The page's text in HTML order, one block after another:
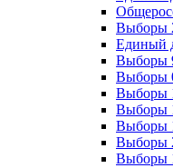
Выборы
Единый
Выборы
Выборы
Выборы
Выборы
Выборы
Выборы
Выборы